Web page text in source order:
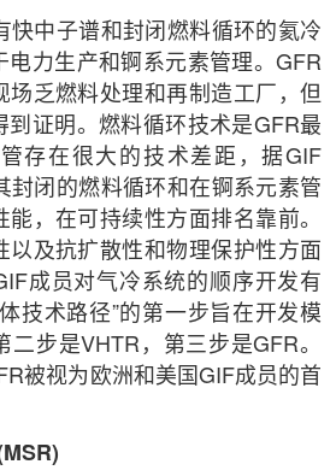
快中子谱和封闭燃料循环的氦冷
电力生产和锕系元素管理。GFR
场乏燃料处理和再制造工厂，但
到证明。燃料循环技术是GFR最
存在很大的技术差距，据GIF
封闭的燃料循环和在锕系元素管
，在可持续性方面排名靠前。
以及抗扩散性和物理保护性方面
成员对气冷系统的顺序开发有
技术路径”的第一步旨在开发模
步是VHTR，第三步是GFR。
被视为欧洲和美国GIF成员的首